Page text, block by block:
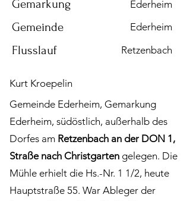
Ederheim
Gemarkung
Ederheim
Gemeinde
Retzenbach
Flusslauf
Kurt Kroepelin
Gemeinde Ederheim, Gemarkung
Ederheim, südöstlich, außerhalb des
Dorfes am Retzenbach an der DON 1,
Straße nach Christgarten gelegen. Die
Mühle erhielt die Hs.-Nr. 1 1/2, heute
Hauptstraße 55. War Ableger der